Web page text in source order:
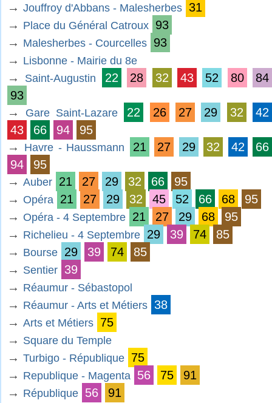
→ Jouffroy d'Abbans - Malesherbes 31
→ Place du Général Catroux 93
→ Malesherbes - Courcelles 93
→ Lisbonne - Mairie du 8e
→ Saint-Augustin 22 28 32 43 52 80
84
93
→ Gare Saint-Lazare 22 26 27 29 32
42
43
66 94
95
→ Havre - Haussmann 21 27 29 32 42
66
94
95
→ Auber 21 27 29 32 66
95
→ Opéra 21 27 29 32 45 52 66 68
95
→ Opéra - 4 Septembre 21 27 29 68
95
→ Richelieu - 4 Septembre 29 39 74
85
→ Bourse 29 39 74
85
→ Sentier 39
→ Réaumur - Sébastopol
→ Réaumur - Arts et Métiers 38
→ Arts et Métiers 75
→ Square du Temple
→ Turbigo - République 75
→ Republique - Magenta 56 75
91
→ République 56
91